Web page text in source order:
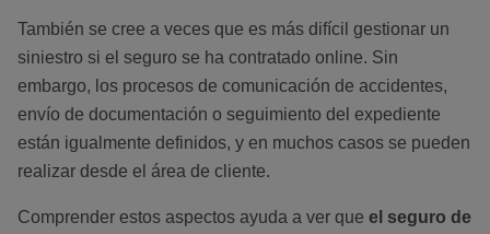
También se cree a veces que es más difícil gestionar un
siniestro si el seguro se ha contratado online. Sin
embargo, los procesos de comunicación de accidentes,
envío de documentación o seguimiento del expediente
están igualmente definidos, y en muchos casos se pueden
realizar desde el área de cliente.
Comprender estos aspectos ayuda a ver que el seguro de